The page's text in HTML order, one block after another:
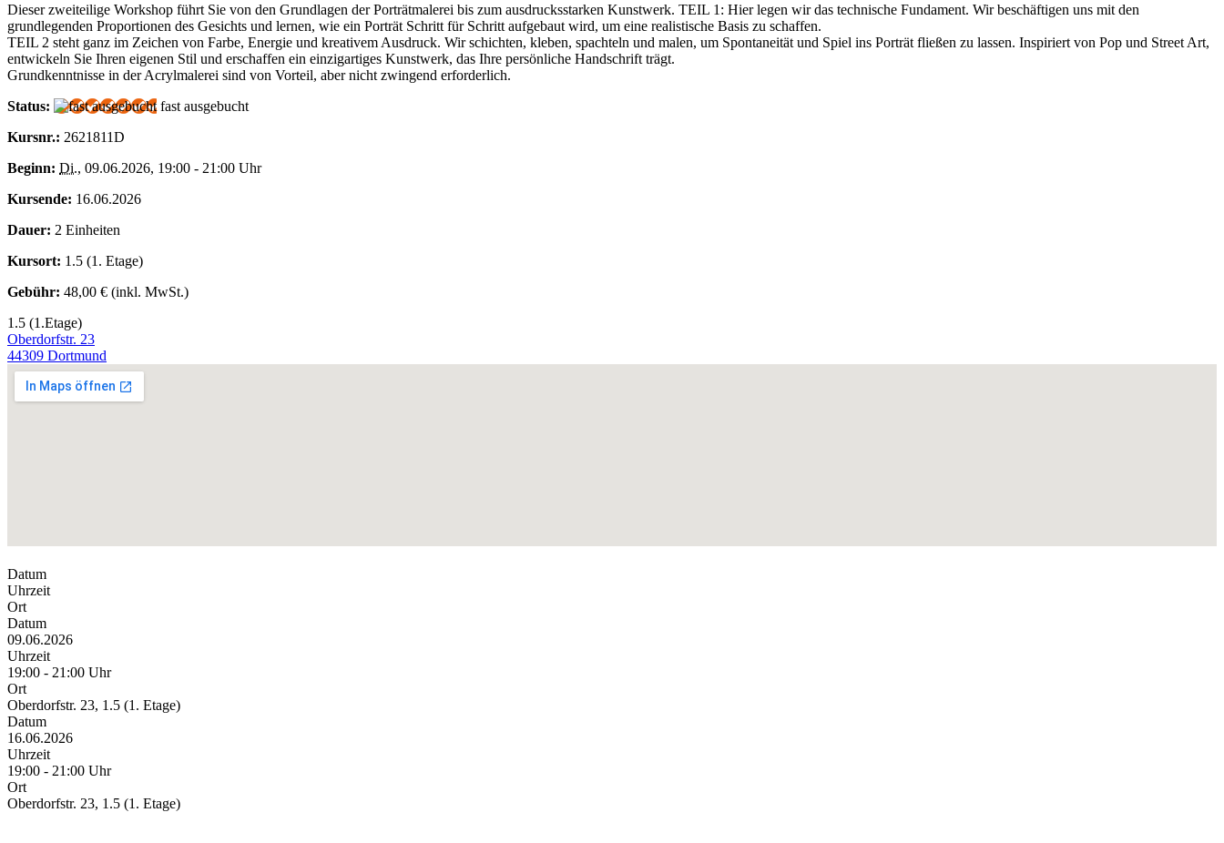
Dieser zweiteilige Workshop führt Sie von den Grundlagen der Porträtmalerei bis zum ausdrucksstarken Kunstwerk. TEIL 1: Hier legen wir das technische Fundament. Wir beschäftigen uns mit den
grundlegenden Proportionen des Gesichts und lernen, wie ein Porträt Schritt für Schritt aufgebaut wird, um eine realistische Basis zu schaffen.
TEIL 2 steht ganz im Zeichen von Farbe, Energie und kreativem Ausdruck. Wir schichten, kleben, spachteln und malen, um Spontaneität und Spiel ins Porträt fließen zu lassen. Inspiriert von Pop und Street Art,
entwickeln Sie Ihren eigenen Stil und erschaffen ein einzigartiges Kunstwerk, das Ihre persönliche Handschrift trägt.
Grundkenntnisse in der Acrylmalerei sind von Vorteil, aber nicht zwingend erforderlich.
Status:
fast ausgebucht
Kursnr.: 2621811D
Beginn: Di., 09.06.2026, 19:00 - 21:00 Uhr
Kursende: 16.06.2026
Dauer: 2 Einheiten
Kursort: 1.5 (1. Etage)
Gebühr: 48,00 € (inkl. MwSt.)
1.5 (1.Etage)
Oberdorfstr. 23
44309 Dortmund
Datum
Uhrzeit
Ort
Datum
09.06.2026
Uhrzeit
19:00 - 21:00 Uhr
Ort
Oberdorfstr. 23, 1.5 (1. Etage)
Datum
16.06.2026
Uhrzeit
19:00 - 21:00 Uhr
Ort
Oberdorfstr. 23, 1.5 (1. Etage)